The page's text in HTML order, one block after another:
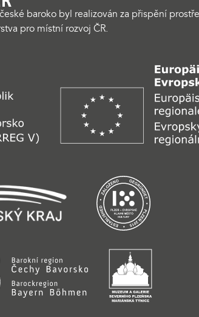
baroko byl realizován za přispění
pro místní rozvoj ČR.